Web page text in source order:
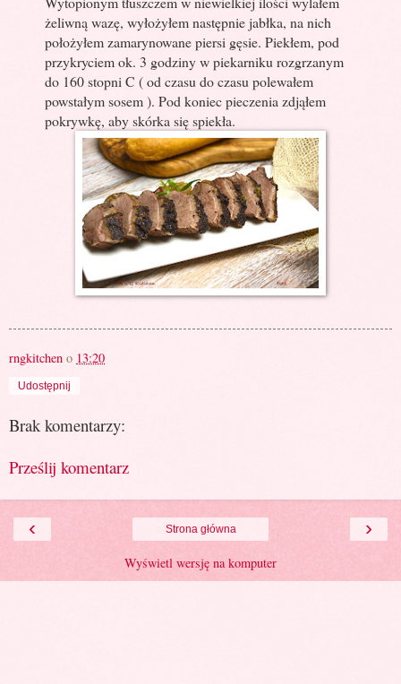
żeliwną wazę, wyłożyłem następnie jabłka, na nich
położyłem zamarynowane piersi gęsie. Piekłem, pod
przykryciem ok. 3 godziny w piekarniku rozgrzanym
do 160 stopni C ( od czasu do czasu polewałem
powstałym sosem ). Pod koniec pieczenia zdjąłem
pokrywkę, aby skórka się spiekła.
rngkitchen o 13:20
Udostępnij
Brak komentarzy:
Prześlij komentarz
‹ ›
Strona główna
Wyświetl wersję na komputer